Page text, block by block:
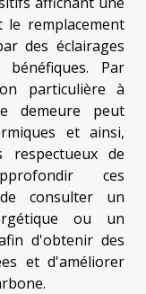
le remplacement
des éclairages
Par
particulière à
demeure peut
et ainsi,
de
ces
consulter un
ou un
d'obtenir des
et d'améliorer